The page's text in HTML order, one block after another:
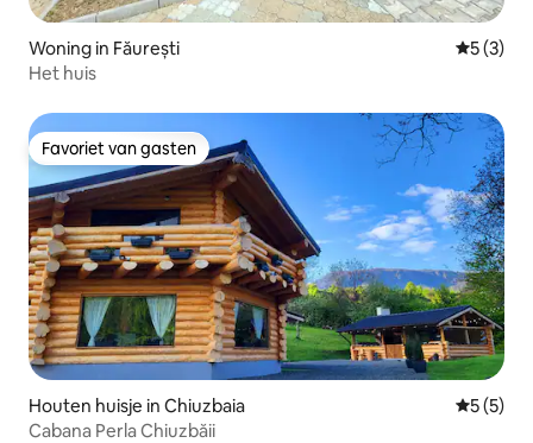
Woning in Făurești
5 (3)
Het huis
Favoriet van gasten
Favoriet van gasten
Houten huisje in Chiuzbaia
5 (5)
Cabana Perla Chiuzbăii